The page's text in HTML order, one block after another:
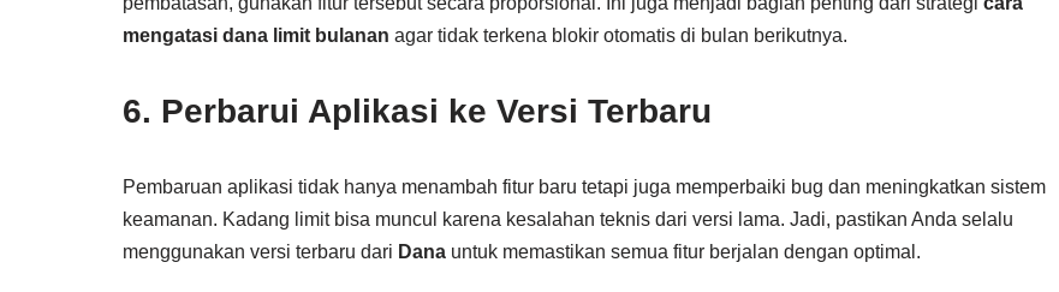
mengatasi dana limit bulanan agar tidak terkena blokir otomatis di bulan berikutnya.
6. Perbarui Aplikasi ke Versi Terbaru
Pembaruan aplikasi tidak hanya menambah fitur baru tetapi juga memperbaiki bug dan meningkatkan sistem
keamanan. Kadang limit bisa muncul karena kesalahan teknis dari versi lama. Jadi, pastikan Anda selalu
menggunakan versi terbaru dari Dana untuk memastikan semua fitur berjalan dengan optimal.